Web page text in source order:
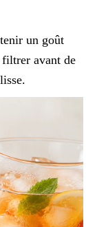
un goût
filtrer avant de